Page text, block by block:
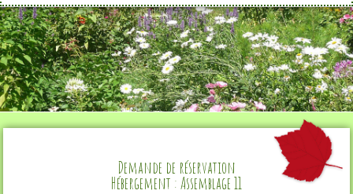
Demande de réservation
Hébergement : Assemblage 11